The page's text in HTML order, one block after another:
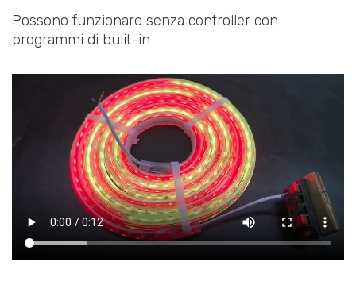
Possono funzionare senza controller con
programmi di bulit-in